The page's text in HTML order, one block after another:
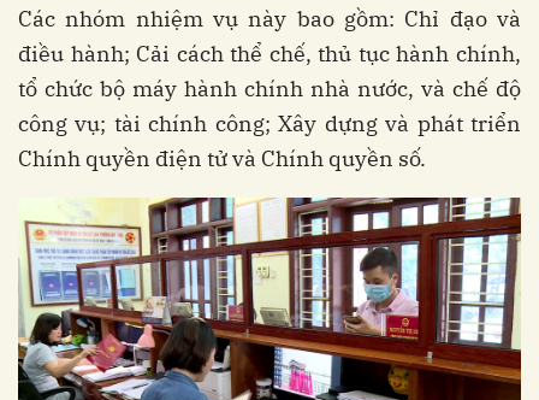
Các nhóm nhiệm vụ này bao gồm: Chỉ đạo và
điều hành; Cải cách thể chế, thủ tục hành chính,
tổ chức bộ máy hành chính nhà nước, và chế độ
công vụ; tài chính công; Xây dựng và phát triển
Chính quyền điện tử và Chính quyền số.